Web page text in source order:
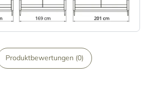
Produktbewertungen (0)